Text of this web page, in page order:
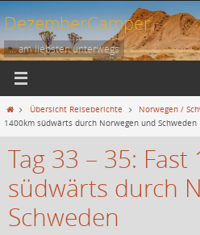
Zum
Inhalt
springen
DezemberCamper
... am liebsten unterwegs
StartÜbersicht Reiseberichte Norwegen /
1400km südwärts durch Norwegen und Schweden
Tag 33 – 35: Fast
südwärts durch
Schweden